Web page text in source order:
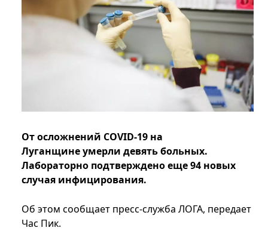
От осложнений COVID-19 на
Луганщине умерли девять больных.
Лабораторно подтверждено еще 94 новых
случая инфицирования.
Об этом сообщает пресс-служба ЛОГА, передает
Час Пик.